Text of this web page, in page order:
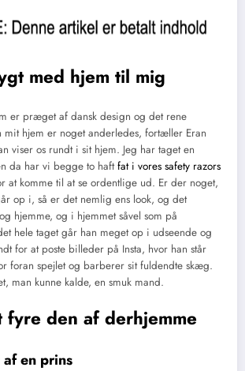
med hjem til mig
er præget af dansk design og det rene
mit hjem er noget anderledes, fortæller Eran
viser os rundt i sit hjem. Jeg har taget en
da har vi begge to haftfat i vores safety razors
at komme til at se ordentlige ud. Er der noget,
op i, så er det nemlig ens look, og det
hjemme, og i hjemmet såvel som på
hele taget går han meget op i udseende og
for at poste billeder på Insta, hvor han står
foran spejlet og barberer sit fuldendte skæg.
man kunne kalde, en smuk mand.
fyre den af derhjemme
en prins